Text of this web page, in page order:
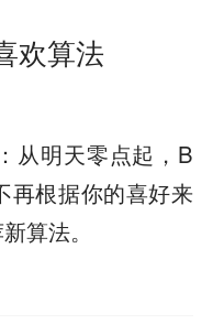
欢算法
从明天零点起，B
再根据你的喜好来
算法。